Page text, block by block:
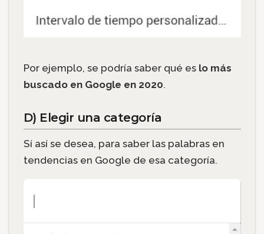
Por ejemplo, se podría saber qué es lo más
buscado en Google en 2020.
D) Elegir una categoría
Sí así se desea, para saber las palabras en
tendencias en Google de esa categoría.